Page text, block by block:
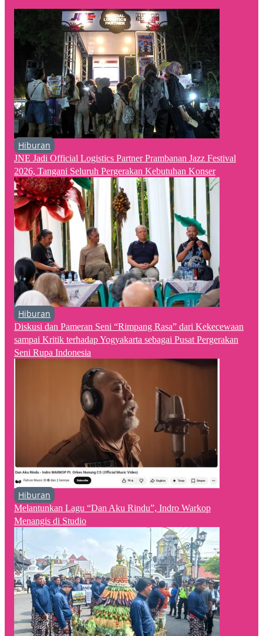
Hiburan
JNE Jadi Official Logistics Partner Prambanan Jazz Festival
2026, Tangani Seluruh Pergerakan Kebutuhan Konser
Hiburan
Diskusi dan Pameran Seni “Rimpang Rasa” dari Kekecewaan
sampai Kritik terhadap Yogyakarta sebagai Pusat Pergerakan
Seni Rupa Indonesia
Hiburan
Melantunkan Lagu “Dan Aku Rindu”, Indro Warkop
Menangis di Studio